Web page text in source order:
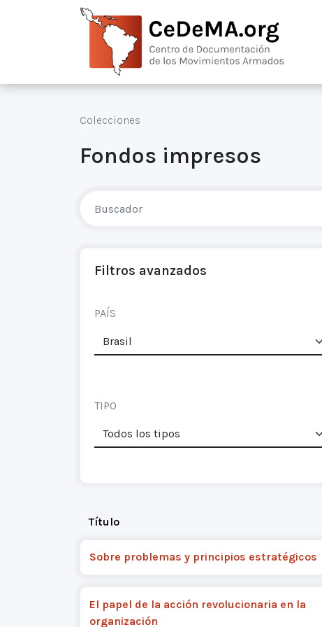
Colecciones
Fondos impresos
Filtros avanzados
PAÍS
TIPO
Título
Sobre problemas y principios estratégicos
El papel de la acción revolucionaria en la
organización